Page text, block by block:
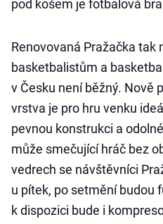
pod košem je fotbalová
Renovovaná Pražačka tak
basketbalistům a
v Česku není běžný. Nově
vrstva je pro hru venku
pevnou konstrukci a
může smečující hráč bez
vedrech se návštěvníci
u pítek, po setmění budou
k dispozici bude i